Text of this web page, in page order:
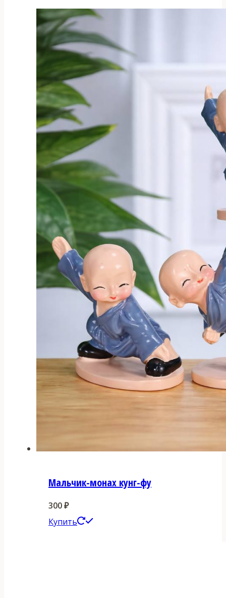
имеет
несколько
вариаций.
Опции
странице
Мальчик-монах кунг-фу
300₽
Купить
Этот